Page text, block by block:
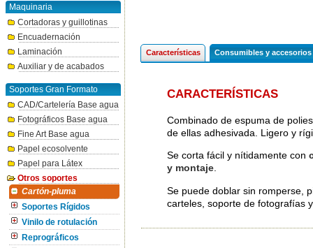
Maquinaria
Cortadoras y guillotinas
Encuadernación
Laminación
Auxiliar y de acabados
Soportes Gran Formato
CAD/Cartelería Base agua
Fotográficos Base agua
Fine Art Base agua
Papel ecosolvente
Papel para Látex
Otros soportes
Cartón-pluma
Soportes Rígidos
Vinilo de rotulación
Reprográficos
Características Consumibles y accesorios
CARACTERÍSTICAS
Combinado de espuma de
de ellas adhesivada. Ligero y
Se corta fácil y nítidamente con
y montaje.
Se puede doblar sin romperse,
carteles, soporte de fotografías